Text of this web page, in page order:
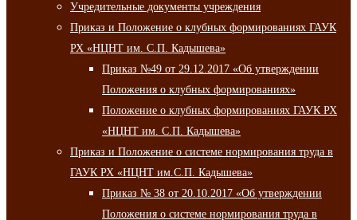
Учредительные документы учреждения
Приказ и Положение о клубных формированиях ГАУК
РХ «НЦНТ им. С.П. Кадышева»
Приказ №49 от 29.12.2017 «Об утверждении
Положения о клубных формированиях»
Положение о клубных формированиях ГАУК РХ
«НЦНТ им. С.П. Кадышева»
Приказ и Положение о системе нормирования труда в
ГАУК РХ «НЦНТ им.С.П. Кадышева»
Приказ № 38 от 20.10.2017 «Об утверждении
Положения о системе нормирования труда в